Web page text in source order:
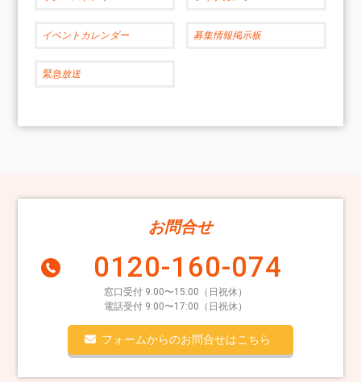
イベントカレンダー 募集情報掲示板
緊急放送
お問合せ
0120-160-074
窓口受付 9:00〜15:00（日祝休）
電話受付 9:00〜17:00（日祝休）
フォームからのお問合せはこちら